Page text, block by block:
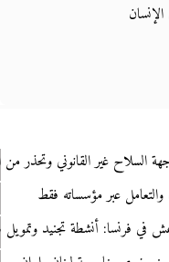
السلاح غير القانوني وتحذر من
والتعامل عبر مؤسساته فقط
في فرنسا: أنشطة تجنيد